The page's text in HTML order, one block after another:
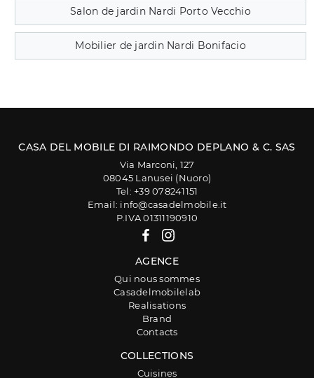
Salon de jardin Nardi Porto Vecchio
Mobilier de jardin Nardi Bonifacio
CASA DEL MOBILE DI RAIMONDO DEPLANO & C. SAS
Via Marconi, 127
08045 Lanusei (Nuoro)
Tel: +39 078241151
Email: info@casadelmobile.it
P.IVA 01311190910
AGENCE
Qui nous sommes
Casadelmobilelab
Realisations
Brand
Contacts
COLLECTIONS
Cuisines